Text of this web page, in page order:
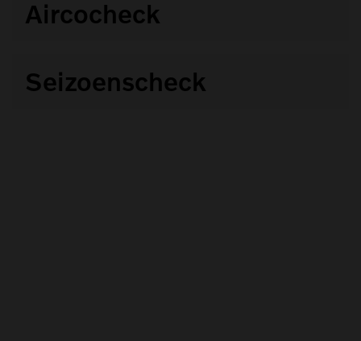
Aircocheck
voor ow comfort
Seizoenscheck